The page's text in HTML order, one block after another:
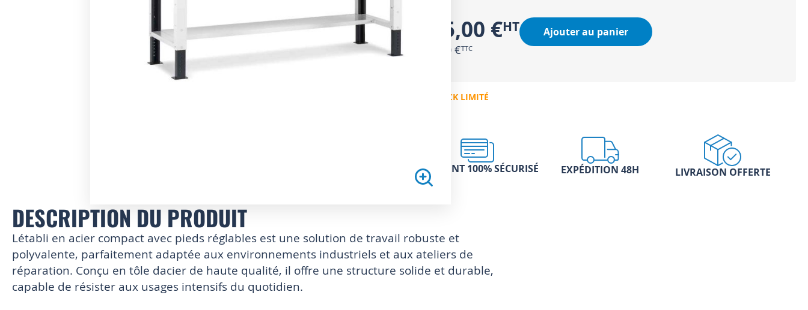
Skip
the
beginning
of
the
images
gallery
555,00 €
666,00 €
Ajouter au panier
EN STOCK LIMITÉ
PAIEMENT 100% SÉCURISÉ EXPÉDITION 48H LIVRAISON OFFERTE
DESCRIPTION DU PRODUIT
Létabli en acier compact avec pieds réglables est une solution de travail robuste et
polyvalente, parfaitement adaptée aux environnements industriels et aux ateliers de
réparation. Conçu en tôle dacier de haute qualité, il offre une structure solide et durable,
capable de résister aux usages intensifs du quotidien.